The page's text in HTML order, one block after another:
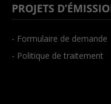
PROJETS
- Formulaire de demande
- Politique de traitement